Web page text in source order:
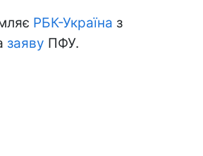
РБК-Україна з
заяву ПФУ.